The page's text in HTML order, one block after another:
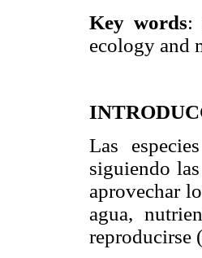
Key words:
ecology and
Las
siguiendo
aprovechar
agua,
reproducirse